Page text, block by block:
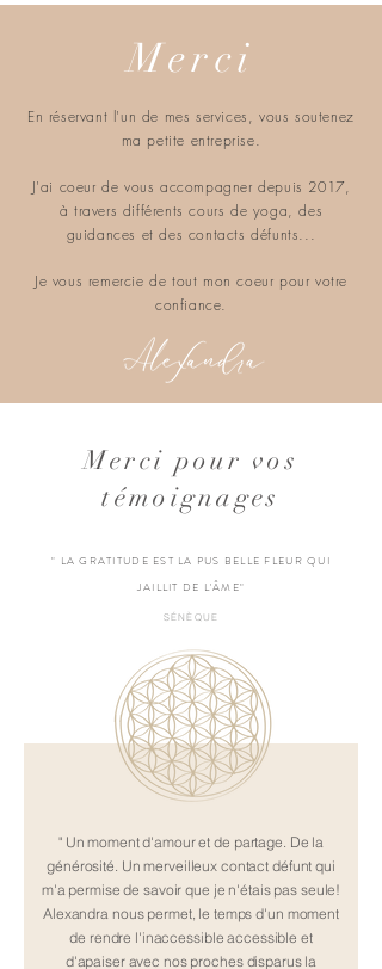
Merci
En réservant l'un de mes services, vous soutenez
ma petite entreprise.
J'ai coeur de vous accompagner depuis 2017,
à travers différents cours de yoga, des
guidances et des contacts défunts...
Je vous remercie de tout mon coeur pour votre
confiance.
Merci pour vos
témoignages
" LA GRATITUDE EST LA PUS BELLE FLEUR QUI
JAILLIT DE L'ÂME"
SÉNÈQUE
" Un moment d'amour et de partage. De la
générosité. Un merveilleux contact défunt qui
m'a permise de savoir que je n'étais pas seule!
Alexandra nous permet, le temps d'un moment
de rendre l'inaccessible accessible et
d'apaiser avec nos proches disparus la